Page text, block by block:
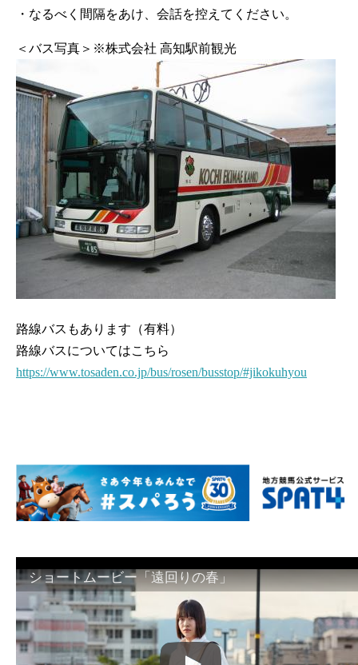
・なるべく間隔をあけ、会話を控えてください。
＜バス写真＞※株式会社 高知駅前観光
路線バスもあります（有料）
路線バスについてはこちら
https://www.tosaden.co.jp/bus/rosen/busstop/#jikokuhyou
ショートムービー「遠回りの春」